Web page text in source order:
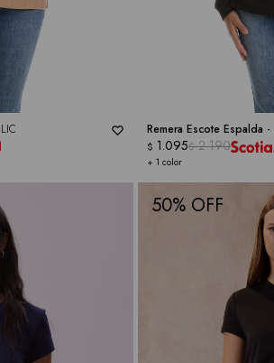
Remera Escote Espalda -
+ 1 color
$ 1.095$ 2.190
50